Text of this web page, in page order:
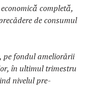
completă̆,
de consumul
pe fondul ameliorării
în ultimul trimestru
nivelul pre-